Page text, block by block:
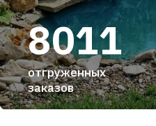
8011
отгруженных
заказов